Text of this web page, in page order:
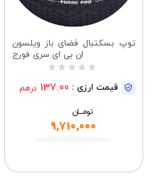
توپ بسکتبال فضای باز ویلسون
ان بی ای سری فورج
قیمت ارزی : 137.00 درهم
تومــــــان
9,710,000